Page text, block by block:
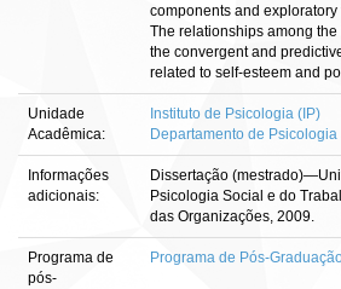
components and
The relationships among
the convergent and
related to self-esteem and
Unidade
Acadêmica:
Instituto de Psicologia (IP)
Departamento de
Informações
adicionais:
Dissertação
Psicologia Social e do
das Organizações, 2009.
Programa de
pós-
Programa de Pós-